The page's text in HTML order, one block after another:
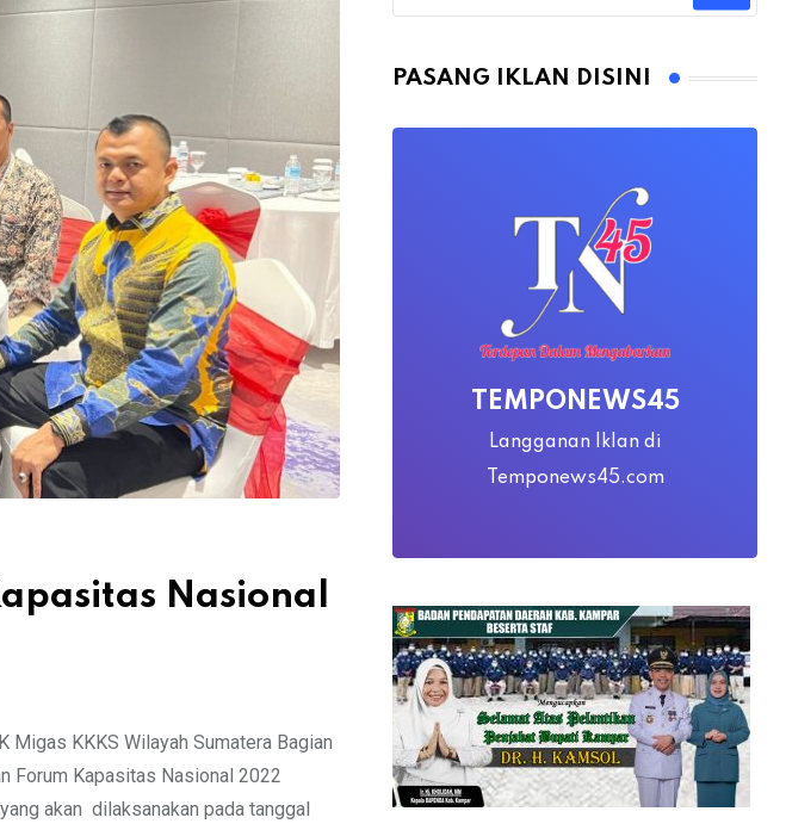
Nasional
KKKS Wilayah Sumatera Bagian
Forum Kapasitas Nasional 2022
akan dilaksanakan pada tanggal
PASANG IKLAN DISINI
TEMPONEWS45
Langganan Iklan di
Temponews45.com